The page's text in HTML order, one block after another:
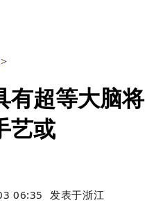
>
有超等大脑将
艺或
06:35 发表于浙江